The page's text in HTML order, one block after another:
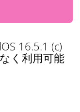
16.5.1 (c)
く利用可能